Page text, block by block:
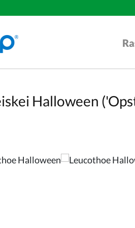
Halloween